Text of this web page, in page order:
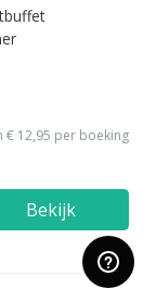
€ 12,95 per boeking
Bekijk